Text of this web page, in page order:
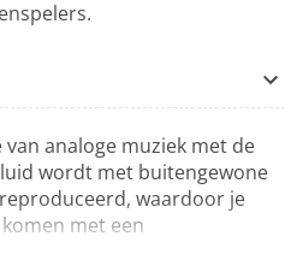
analoge muziek met de
wordt met buitengewone
waardoor je
met een